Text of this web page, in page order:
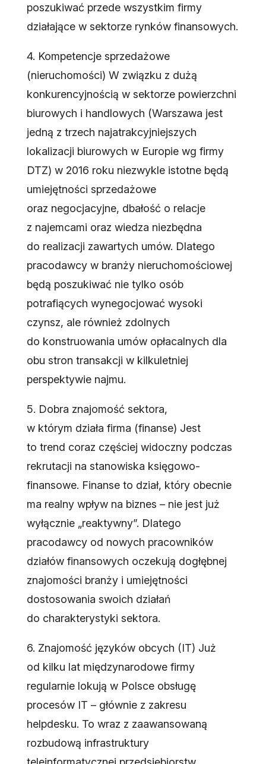
poszukiwać przede wszystkim firmy
działające w sektorze rynków finansowych.
4. Kompetencje sprzedażowe
(nieruchomości) W związku z dużą
konkurencyjnością w sektorze powierzchni
biurowych i handlowych (Warszawa jest
jedną z trzech najatrakcyjniejszych
lokalizacji biurowych w Europie wg firmy
DTZ) w 2016 roku niezwykle istotne będą
umiejętności sprzedażowe
oraz negocjacyjne, dbałość o relacje
z najemcami oraz wiedza niezbędna
do realizacji zawartych umów. Dlatego
pracodawcy w branży nieruchomościowej
będą poszukiwać nie tylko osób
potrafiących wynegocjować wysoki
czynsz, ale również zdolnych
do konstruowania umów opłacalnych dla
obu stron transakcji w kilkuletniej
perspektywie najmu.
5. Dobra znajomość sektora,
w którym działa firma (finanse) Jest
to trend coraz częściej widoczny podczas
rekrutacji na stanowiska księgowo-
finansowe. Finanse to dział, który obecnie
ma realny wpływ na biznes – nie jest już
wyłącznie „reaktywny”. Dlatego
pracodawcy od nowych pracowników
działów finansowych oczekują dogłębnej
znajomości branży i umiejętności
dostosowania swoich działań
do charakterystyki sektora.
6. Znajomość języków obcych (IT) Już
od kilku lat międzynarodowe firmy
regularnie lokują w Polsce obsługę
procesów IT – głównie z zakresu
helpdesku. To wraz z zaawansowaną
rozbudową infrastruktury